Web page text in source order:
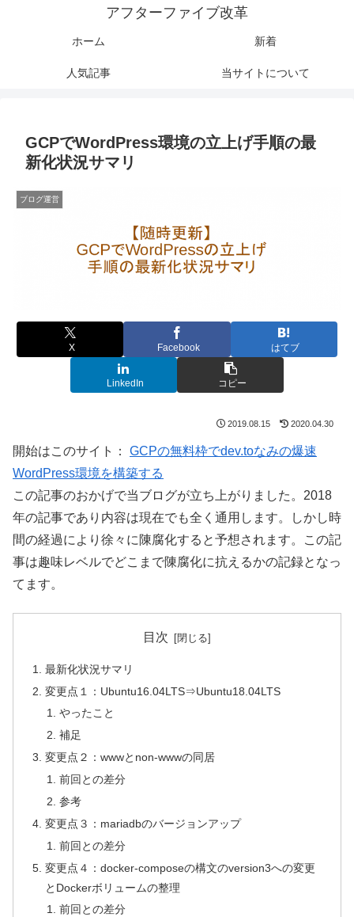
アフターファイブ改革
ホーム 新着
人気記事 当サイトについて
GCPでWordPress環境の立上げ手順の最
新化状況サマリ
ブログ運営
X Facebook はてブ
LinkedIn コピー
2019.08.15 2020.04.30
開始はこのサイト： GCPの無料枠でdev.toなみの爆速
WordPress環境を構築する
この記事のおかげで当ブログが立ち上がりました。2018
年の記事であり内容は現在でも全く通用します。しかし時
間の経過により徐々に陳腐化すると予想されます。この記
事は趣味レベルでどこまで陳腐化に抗えるかの記録となっ
てます。
目次
最新化状況サマリ
変更点１：Ubuntu16.04LTS⇒Ubuntu18.04LTS
やったこと
補足
変更点２：wwwとnon-wwwの同居
前回との差分
参考
変更点３：mariadbのバージョンアップ
前回との差分
変更点４：docker-composeの構文のversion3への変更
とDockerボリュームの整理
前回との差分